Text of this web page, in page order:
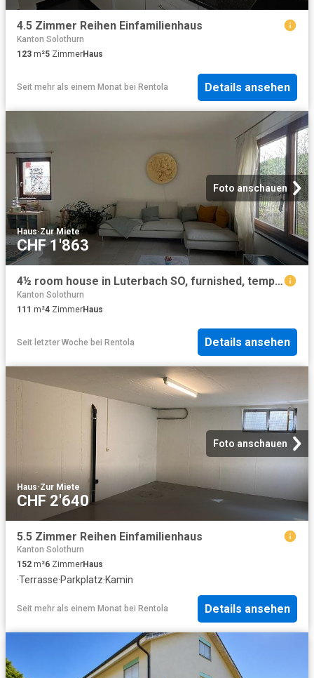
4.5 Zimmer Reihen Einfamilienhaus
Kanton Solothurn
123 m²5 ZimmerHaus
Seit mehr als einem Monat bei Rentola Details ansehen
Foto anschauen
Haus·Zur Miete
CHF 1'863
4½ room house in Luterbach SO, furnished, temporary
Kanton Solothurn
111 m²4 ZimmerHaus
Seit letzter Woche bei Rentola Details ansehen
Foto anschauen
Haus·Zur Miete
CHF 2'640
5.5 Zimmer Reihen Einfamilienhaus
Kanton Solothurn
152 m²6 ZimmerHaus
·Terrasse·Parkplatz·Kamin
Seit mehr als einem Monat bei Rentola Details ansehen